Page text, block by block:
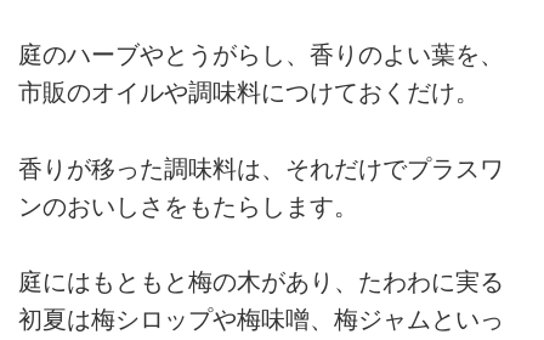
庭のハーブやとうがらし、香りのよい葉を、
市販のオイルや調味料につけておくだけ。
香りが移った調味料は、それだけでプラスワ
ンのおいしさをもたらします。
庭にはもともと梅の木があり、たわわに実る
初夏は梅シロップや梅味噌、梅ジャムといっ